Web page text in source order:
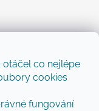
otáčel co nejlépe
cookies
fungování
zasílat informace
ty nejlepší